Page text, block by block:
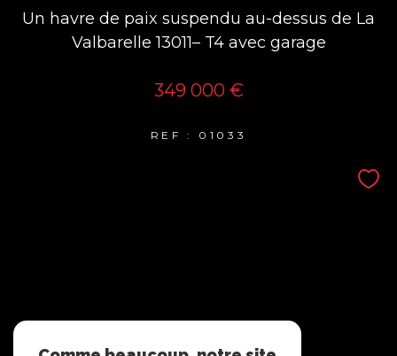
Un havre de paix suspendu au-dessus de La
Valbarelle 13011– T4 avec garage
349 000 €
REF : 01033